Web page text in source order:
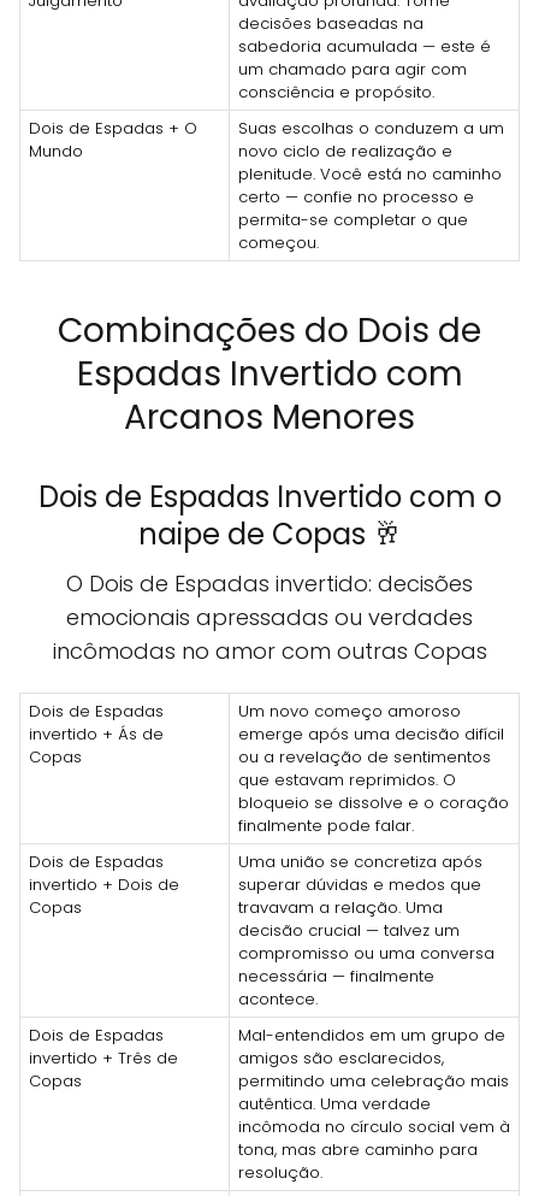
decisões baseadas na
sabedoria acumulada — este é
um chamado para agir com
consciência e propósito.
Dois de Espadas + O
Mundo
Suas escolhas o conduzem a um
novo ciclo de realização e
plenitude. Você está no caminho
certo — confie no processo e
permita-se completar o que
começou.
Combinações do Dois de
Espadas Invertido com
Arcanos Menores
Dois de Espadas Invertido com o
naipe de Copas 🥂
O Dois de Espadas invertido: decisões
emocionais apressadas ou verdades
incômodas no amor com outras Copas
Dois de Espadas
invertido + Ás de
Copas
Um novo começo amoroso
emerge após uma decisão difícil
ou a revelação de sentimentos
que estavam reprimidos. O
bloqueio se dissolve e o coração
finalmente pode falar.
Dois de Espadas
invertido + Dois de
Copas
Uma união se concretiza após
superar dúvidas e medos que
travavam a relação. Uma
decisão crucial — talvez um
compromisso ou uma conversa
necessária — finalmente
acontece.
Dois de Espadas
invertido + Três de
Copas
Mal-entendidos em um grupo de
amigos são esclarecidos,
permitindo uma celebração mais
autêntica. Uma verdade
incômoda no círculo social vem à
tona, mas abre caminho para
resolução.